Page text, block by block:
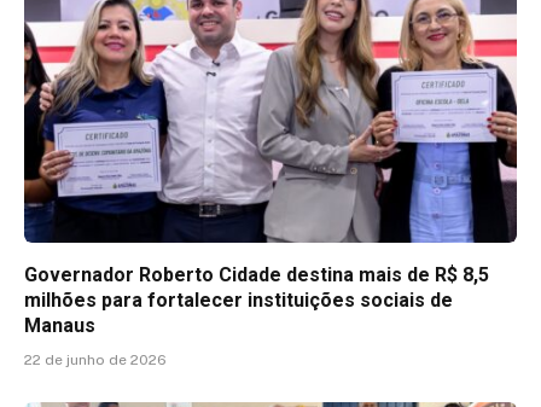
Governador Roberto Cidade destina mais de R$ 8,5
milhões para fortalecer instituições sociais de
Manaus
22 de junho de 2026